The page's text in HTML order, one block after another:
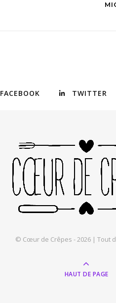
FACEBOOK TWITTER
© Cœur de Crêpes - 2026 | Tout
HAUT DE PAGE